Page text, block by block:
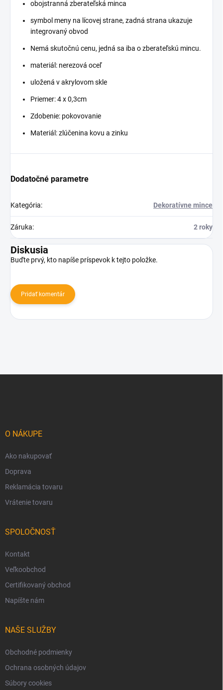
obojstranná zberateľská minca
symbol meny na lícovej strane, zadná strana ukazuje
integrovaný obvod
Nemá skutočnú cenu, jedná sa iba o zberateľskú mincu.
materiál: nerezová oceľ
uložená v akrylovom skle
Priemer: 4 x 0,3cm
Zdobenie: pokovovanie
Materiál: zlúčenina kovu a zinku
Dodatočné parametre
Kategória: Dekoratívne mince
Záruka: 2 roky
Diskusia
Buďte prvý, kto napíše príspevok k tejto položke.
Pridať komentár
O NÁKUPE
Ako nakupovať
Doprava
Reklamácia tovaru
Vrátenie tovaru
SPOLOČNOSŤ
Kontakt
Veľkoobchod
Certifikovaný obchod
Napíšte nám
NAŠE SLUŽBY
Obchodné podmienky
Ochrana osobných údajov
Súbory cookies